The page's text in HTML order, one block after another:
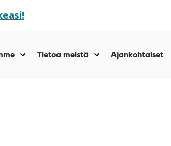
Näytä
Tietoa meistä
Näytä
Ajankohtaiset